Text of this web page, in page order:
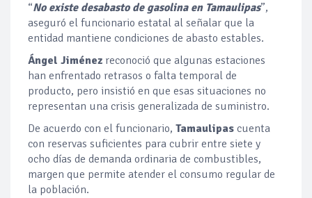
“No existe desabasto de gasolina en Tamaulipas”,
aseguró el funcionario estatal al señalar que la
entidad mantiene condiciones de abasto estables.
Ángel Jiménez reconoció que algunas estaciones
han enfrentado retrasos o falta temporal de
producto, pero insistió en que esas situaciones no
representan una crisis generalizada de suministro.
De acuerdo con el funcionario, Tamaulipas cuenta
con reservas suficientes para cubrir entre siete y
ocho días de demanda ordinaria de combustibles,
margen que permite atender el consumo regular de
la población.